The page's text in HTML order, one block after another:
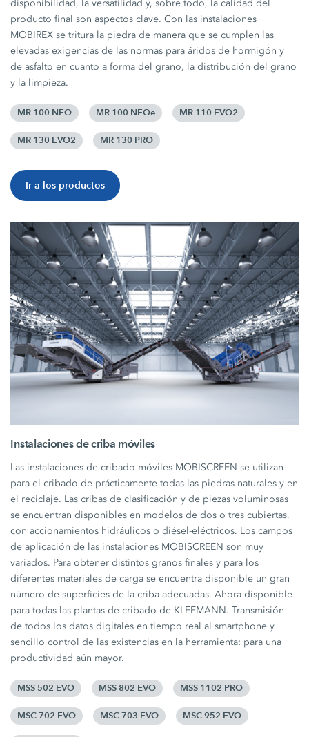
disponibilidad, la versatilidad y, sobre todo, la calidad del
producto final son aspectos clave. Con las instalaciones
MOBIREX se tritura la piedra de manera que se cumplen las
elevadas exigencias de las normas para áridos de hormigón y
de asfalto en cuanto a forma del grano, la distribución del grano
y la limpieza.
MR 100 NEO MR 100 NEOe MR 110 EVO2
MR 130 EVO2 MR 130 PRO
Ir a los productos
Instalaciones de criba móviles
Las instalaciones de cribado móviles MOBISCREEN se utilizan
para el cribado de prácticamente todas las piedras naturales y en
el reciclaje. Las cribas de clasificación y de piezas voluminosas
se encuentran disponibles en modelos de dos o tres cubiertas,
con accionamientos hidráulicos o diésel-eléctricos. Los campos
de aplicación de las instalaciones MOBISCREEN son muy
variados. Para obtener distintos granos finales y para los
diferentes materiales de carga se encuentra disponible un gran
número de superficies de la criba adecuadas. Ahora disponible
para todas las plantas de cribado de KLEEMANN. Transmisión
de todos los datos digitales en tiempo real al smartphone y
sencillo control de las existencias en la herramienta: para una
productividad aún mayor.
MSS 502 EVO MSS 802 EVO MSS 1102 PRO
MSC 702 EVO MSC 703 EVO MSC 952 EVO